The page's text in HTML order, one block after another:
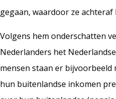
gegaan, waardoor ze
Volgens hem onderschatten
Nederlanders het
mensen staan er
hun buitenlandse inkomen